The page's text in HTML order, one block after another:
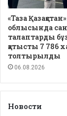
«Таза
облысында
талаптарды
қатысты 7 786
толтырылды
06.08.2026
Новости